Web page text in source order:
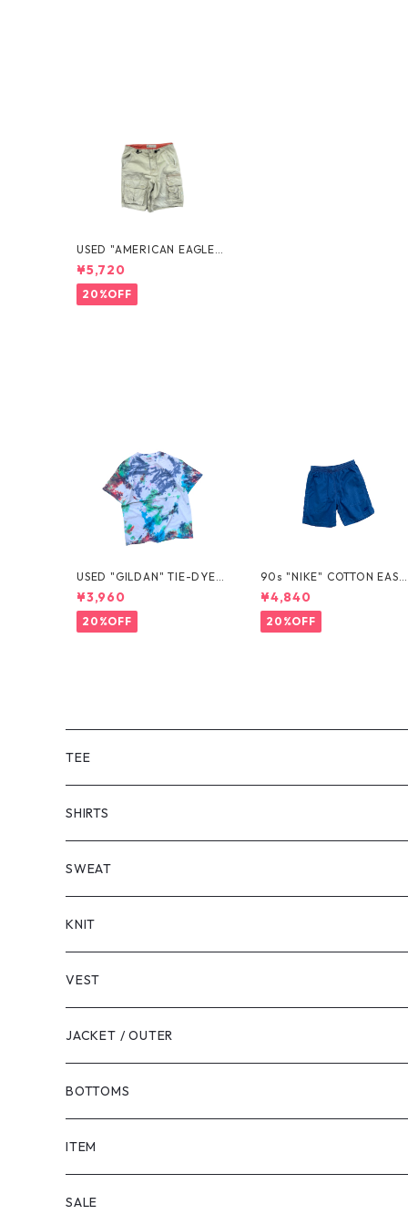
USED "AMERICAN EAGLE"
CARGO SHORTS
¥5,720
20%OFF
USED "GILDAN" TIE-DYE T
EE
¥3,960
20%OFF
90s "NIKE" COTTON EASY
SHORTS
¥4,840
20%OFF
TEE
SHORT SLEEVE
LONG SLEEVE
SHIRTS
SHORT SLEEVE
LONG SLEEVE
SWEAT
KNIT
VEST
JACKET / OUTER
BOTTOMS
SHORTS
PANTS
ITEM
SALE